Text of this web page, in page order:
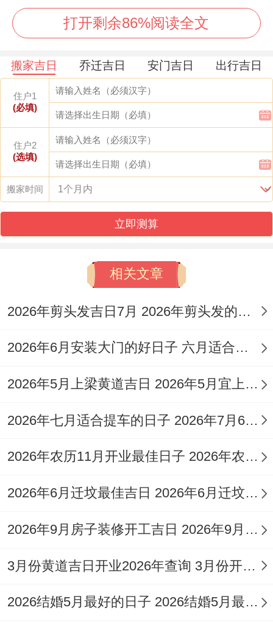
二、核心择吉原则
不行标注了「宜搬家」 还需综合考虑以下几
点核心原则:
避开生肖冲煞：这是择吉日最基本也最关键
的原则.首要的是要确保所选日子不与家中重
要成员（格外是户主）的生肖相冲，在…条
件下 日支冲虎,哪么属虎的家人最佳避开此
即当日值神为吉神（如青龙，明堂、金匮，
虑！
兼顾「宜忌」事项：优先选择明确标注了
子.也要看当天会不会有其他重大的禁忌事
项，假设「忌」项过多或有关核心事宜，也
参考吉时：「吉日」需配「吉时」。习性上
一天里面有特别指定的吉时跟凶时选择在吉
吉祥寓意。
三、2026年（参考）搬家入宅吉日信息表
打开剩余86%阅读全文
搬家吉日 乔迁吉日 安门吉日 出行吉日
住户1
(必填)
住户2
(选填)
搬家时间
立即测算
相关文章
2026年剪头发吉日7月 2026年剪头发的黄道吉日
2026年6月安装大门的好日子 六月适合安装大门的日子
2026年5月上梁黄道吉日 2026年5月宜上梁的日子
2026年七月适合提车的日子 2026年7月6适合提车吗
2026年农历11月开业最佳日子 2026年农历11月开业大吉的好日子
2026年6月迁坟最佳吉日 2026年6月迁坟最佳日期表
2026年9月房子装修开工吉日 2026年9月26日装修开工好吗
3月份黄道吉日开业2026年查询 3月份开业黄道吉日2026年
2026结婚5月最好的日子 2026结婚5月最佳黄道吉日一览表